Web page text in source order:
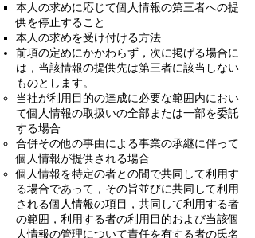
本人の求めに応じて個人情報の第三者への提
供を停止すること
本人の求めを受け付ける方法
前項の定めにかかわらず，次に掲げる場合に
は，当該情報の提供先は第三者に該当しない
ものとします。
当社が利用目的の達成に必要な範囲内におい
て個人情報の取扱いの全部または一部を委託
する場合
合併その他の事由による事業の承継に伴って
個人情報が提供される場合
個人情報を特定の者との間で共同して利用す
る場合であって，その旨並びに共同して利用
される個人情報の項目，共同して利用する者
の範囲，利用する者の利用目的および当該個
人情報の管理について責任を有する者の氏名